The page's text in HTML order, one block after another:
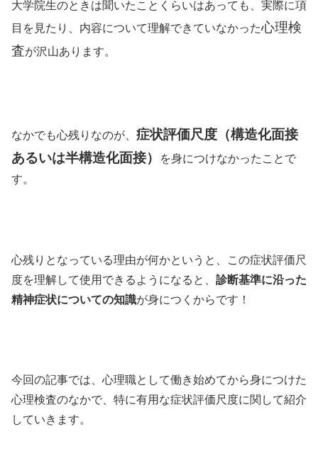
大学院生のときは聞いたことくらいはあっても、実際に項
目を見たり、内容について理解できていなかった心理検
査が沢山あります。
なかでも心残りなのが、 症状評価尺度（構造化面接
あるいは半構造化面接）
を身につけなかったことで
す。
心残りとなっている理由が何かというと、この症状評価尺
度を理解して使用できるようになると、 診断基準に沿った
精神症状についての知識が身につくからです！
今回の記事では、心理職として働き始めてから身につけた
心理検査のなかで、特に有用な症状評価尺度に関して紹介
していきます。